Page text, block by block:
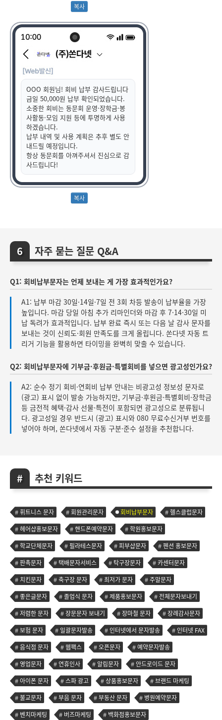
OOO 회원님! 회비 납부 감사드립니다
금일 50,000원 납부 확인되었습니다.
소중한 회비는 동문회 운영·장학금·봉
사활동·모임 지원 등에 투명하게 사용
하겠습니다.
납부 내역 및 사용 계획은 추후 별도 안
내드릴 예정입니다.
항상 동문회를 아껴주셔서 진심으로 감
사드립니다!
자주 묻는 질문 Q&A
Q1: 회비납부문자는 언제 보내는 게 가장 효과적인가요?
A1: 납부 마감 30일·14일·7일 전 3회 차등 발송이 납부율을 가장
높입니다. 마감 당일 아침 추가 리마인더와 마감 후 7·14·30일 미
납 독려가 효과적입니다. 납부 완료 즉시 또는 다음 날 감사 문자를
보내는 것이 신뢰도·회원 만족도를 크게 올립니다. 쏜다넷 자동 트
리거 기능을 활용하면 타이밍을 완벽히 맞출 수 있습니다.
Q2: 회비납부문자에 기부금·후원금·특별회비를 넣으면 광고성인가요?
A2: 순수 정기 회비·연회비 납부 안내는 비광고성 정보성 문자로
(광고) 표시 없이 발송 가능하지만, 기부금·후원금·특별회비·장학금
등 금전적 혜택·감사 선물·특전이 포함되면 광고성으로 분류됩니
다. 광고성일 경우 반드시 (광고) 표시와 080 무료수신거부 번호를
넣어야 하며, 쏜다넷에서 자동 구분·준수 설정을 추천합니다.
추천 키워드
휘트니스 문자 회원관리문자 회비납부문자
헬스클럽문자
헤어샵홍보문자
핸드폰예약문자
학원홍보문자
학교단체문자
필라테스문자 피부샵문자
펜션 홍보문자
판촉문자
택배문자서비스 탁구장문자
카센터문자
치킨문자
축구장 문자 최저가 문자
주말문자
좋은글문자
졸업식 문자 제품홍보문자
전체문자보내기
저렴한 문자
장문문자 보내기 장마철 문자
장례감사문자
보험 문자
일괄문자발송 인터넷에서 문자발송
인터넷 FAX
음식점 문자
웹팩스 오픈문자
예약문자발송
영업문자
연휴인사 알림문자
안드로이드 문자
아이폰 문자
스파 광고 상품홍보문자
브랜드 마케팅
불교문자
부음 문자 부동산 문자
병원예약문자
벤치마케팅
버즈마케팅 백화점홍보문자